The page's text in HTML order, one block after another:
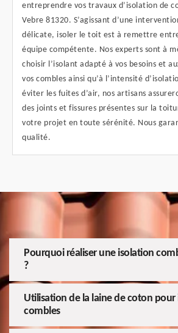
entreprendre vos travaux d’isolation de
Vebre 81320. S’agissant d’une
délicate, isoler le toit est à remettre entre
équipe compétente. Nos experts sont à
choisir l’isolant adapté à vos besoins et
vos combles ainsi qu’à l’intensité
éviter les fuites d’air, nos artisans
des joints et fissures présentes sur la
votre projet en toute sérénité. Nous
qualité.
Pourquoi réaliser une isolation
?
Utilisation de la laine de coton pour
combles